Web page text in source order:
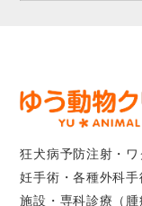
狂犬病予防注射・
妊手術・各種外科
施設・専科診療（